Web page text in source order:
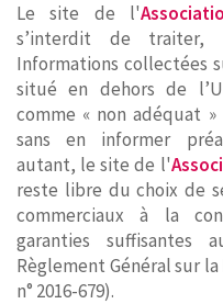
Le site de l'
s’interdit de traiter,
Informations collectées
situé en dehors de
comme « non adéquat
sans en informer
autant, le site de l'
reste libre du choix de
commerciaux à la
garanties suffisantes
Règlement Général sur
n° 2016-679).